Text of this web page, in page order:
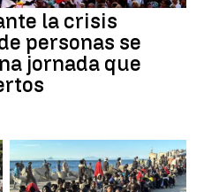
la crisis
personas se
jornada que